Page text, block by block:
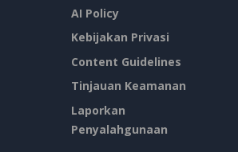
AI Policy
Kebijakan Privasi
Content Guidelines
Tinjauan Keamanan
Laporkan
Penyalahgunaan